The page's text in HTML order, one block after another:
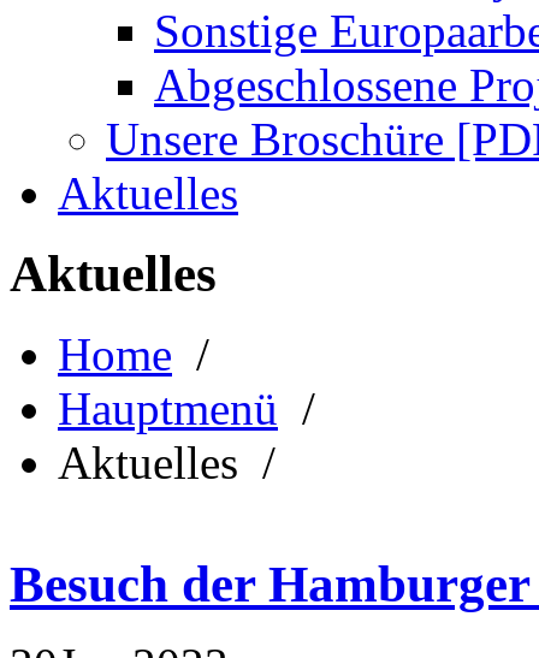
Sonstige
Abgeschlossene
Unsere Broschüre
Aktuelles
Aktuelles
Home /
Hauptmenü /
Aktuelles /
Besuch der